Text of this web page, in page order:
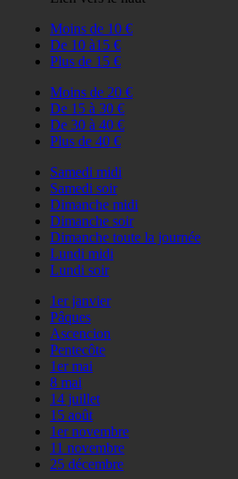
Moins de 10 €
De 10 à15 €
Plus de 15 €
Moins de 20 €
De 15 à 30 €
De 30 à 40 €
Plus de 40 €
Samedi midi
Samedi soir
Dimanche midi
Dimanche soir
Dimanche toute la journée
Lundi midi
Lundi soir
1er janvier
Pâques
Ascencion
Pentecôte
1er mai
8 mai
14 juillet
15 août
1er novembre
11 novembre
25 décembre